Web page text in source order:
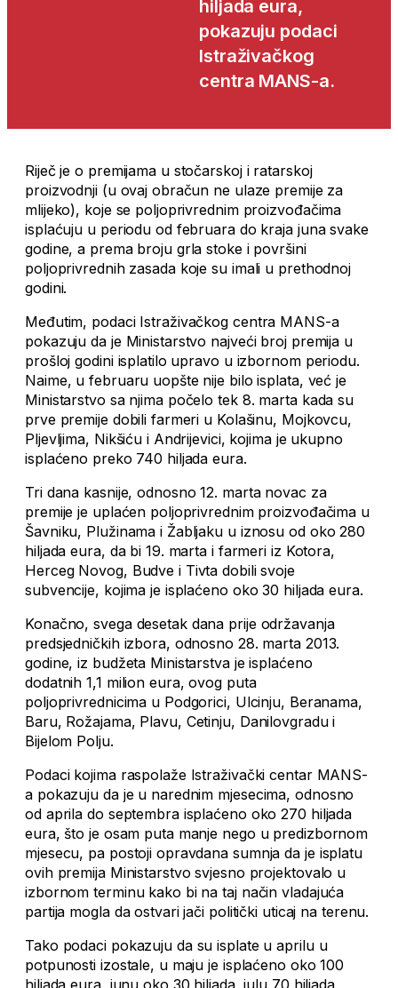
hiljada eura,
pokazuju podaci
Istraživačkog
centra MANS-a.
Riječ je o premijama u stočarskoj i ratarskoj
proizvodnji (u ovaj obračun ne ulaze premije za
mlijeko), koje se poljoprivrednim proizvođačima
isplaćuju u periodu od februara do kraja juna svake
godine, a prema broju grla stoke i površini
poljoprivrednih zasada koje su imali u prethodnoj
godini.
Međutim, podaci Istraživačkog centra MANS-a
pokazuju da je Ministarstvo najveći broj premija u
prošloj godini isplatilo upravo u izbornom periodu.
Naime, u februaru uopšte nije bilo isplata, već je
Ministarstvo sa njima počelo tek 8. marta kada su
prve premije dobili farmeri u Kolašinu, Mojkovcu,
Pljevljima, Nikšiću i Andrijevici, kojima je ukupno
isplaćeno preko 740 hiljada eura.
Tri dana kasnije, odnosno 12. marta novac za
premije je uplaćen poljoprivrednim proizvođačima u
Šavniku, Plužinama i Žabljaku u iznosu od oko 280
hiljada eura, da bi 19. marta i farmeri iz Kotora,
Herceg Novog, Budve i Tivta dobili svoje
subvencije, kojima je isplaćeno oko 30 hiljada eura.
Konačno, svega desetak dana prije održavanja
predsjedničkih izbora, odnosno 28. marta 2013.
godine, iz budžeta Ministarstva je isplaćeno
dodatnih 1,1 milion eura, ovog puta
poljoprivrednicima u Podgorici, Ulcinju, Beranama,
Baru, Rožajama, Plavu, Cetinju, Danilovgradu i
Bijelom Polju.
Podaci kojima raspolaže Istraživački centar MANS-
a pokazuju da je u narednim mjesecima, odnosno
od aprila do septembra isplaćeno oko 270 hiljada
eura, što je osam puta manje nego u predizbornom
mjesecu, pa postoji opravdana sumnja da je isplatu
ovih premija Ministarstvo svjesno projektovalo u
izbornom terminu kako bi na taj način vladajuća
partija mogla da ostvari jači politički uticaj na terenu.
Tako podaci pokazuju da su isplate u aprilu u
potpunosti izostale, u maju je isplaćeno oko 100